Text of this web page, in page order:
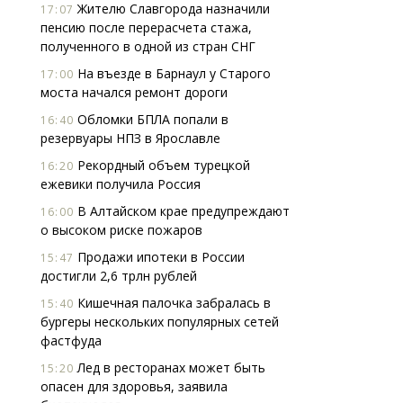
17:07 Жителю Славгорода назначили
пенсию после перерасчета стажа,
полученного в одной из стран СНГ
17:00 На въезде в Барнаул у Старого
моста начался ремонт дороги
16:40 Обломки БПЛА попали в
резервуары НПЗ в Ярославле
16:20 Рекордный объем турецкой
ежевики получила Россия
16:00 В Алтайском крае предупреждают
о высоком риске пожаров
15:47 Продажи ипотеки в России
достигли 2,6 трлн рублей
15:40 Кишечная палочка забралась в
бургеры нескольких популярных сетей
фастфуда
15:20 Лед в ресторанах может быть
опасен для здоровья, заявила